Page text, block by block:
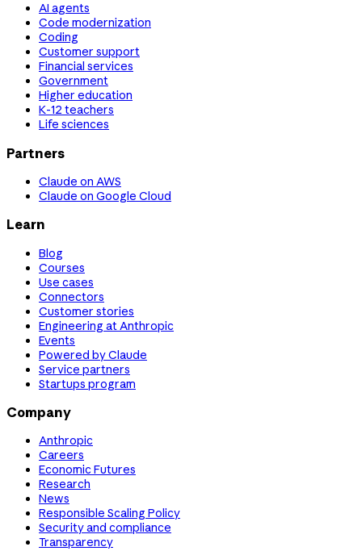
AI agents
Code modernization
Coding
Customer support
Financial services
Government
Higher education
K-12 teachers
Life sciences
Partners
Claude on AWS
Claude on Google Cloud
Learn
Blog
Courses
Use cases
Connectors
Customer stories
Engineering at Anthropic
Events
Powered by Claude
Service partners
Startups program
Company
Anthropic
Careers
Economic Futures
Research
News
Responsible Scaling Policy
Security and compliance
Transparency